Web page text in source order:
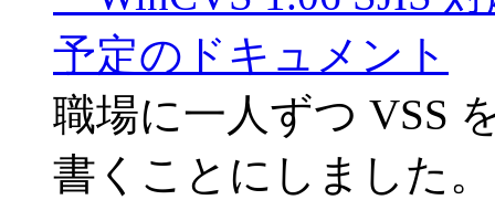
予定のドキュメント
職場に一人ずつ VSS
書くことにしました。